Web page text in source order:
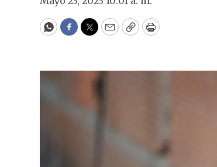
WhatsApp
Facebook
Twitter
EmailCopyPrint